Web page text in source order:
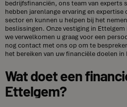
bedrijfsfinanciën, ons team van experts
hebben jarenlange ervaring en
sector en kunnen u helpen bij het
beslissingen. Onze vestiging in
we verwelkomen u graag voor een
nog contact met ons op om te
het bereiken van uw financiële doelen
Wat doet een
Ettelgem?